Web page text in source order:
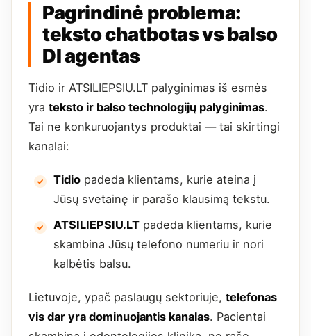
Pagrindinė problema:
teksto chatbotas vs balso
DI agentas
Tidio ir ATSILIEPSIU.LT palyginimas iš esmės
yra teksto ir balso technologijų palyginimas.
Tai ne konkuruojantys produktai — tai skirtingi
kanalai:
Tidio padeda klientams, kurie ateina į
Jūsų svetainę ir parašo klausimą tekstu.
ATSILIEPSIU.LT padeda klientams, kurie
skambina Jūsų telefono numeriu ir nori
kalbėtis balsu.
Lietuvoje, ypač paslaugų sektoriuje, telefonas
vis dar yra dominuojantis kanalas. Pacientai